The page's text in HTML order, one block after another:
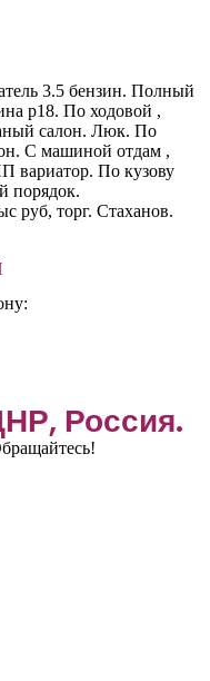
3.5 бензин. Полный
р18. По ходовой ,
салон. Люк. По
С машиной отдам ,
вариатор. По кузову
порядок.
руб, торг. Стаханов.
Россия.